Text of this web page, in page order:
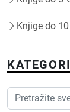
Knjige do